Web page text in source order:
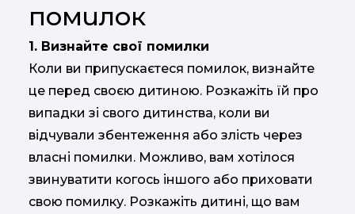
помилок
1. Визнайте свої помилки
Коли ви припускаєтеся помилок, визнайте
це перед своєю дитиною. Розкажіть їй про
випадки зі свого дитинства, коли ви
відчували збентеження або злість через
власні помилки. Можливо, вам хотілося
звинуватити когось іншого або приховати
свою помилку. Розкажіть дитині, що вам